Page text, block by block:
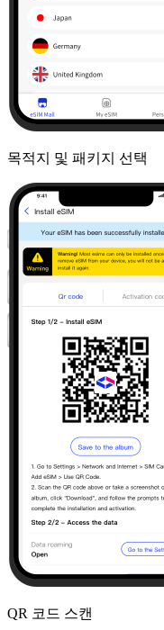
목적지 및 패키지 선택
QR 코드 스캔